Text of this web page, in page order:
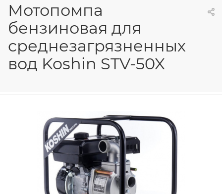
Мотопомпа
бензиновая для
среднезагрязненных
вод Koshin STV-50X